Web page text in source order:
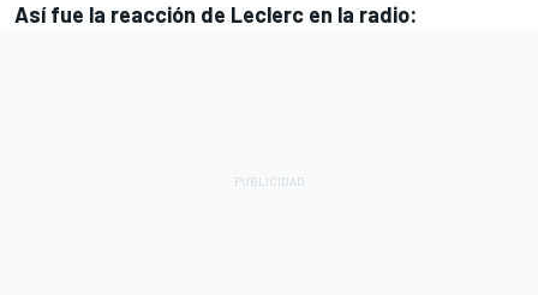
Así fue la reacción de Leclerc en la radio: